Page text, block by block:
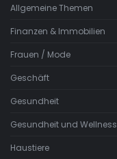
Allgemeine Themen
Finanzen & Immobilien
Frauen / Mode
Geschäft
Gesundheit
Gesundheit und Wellness
Haustiere